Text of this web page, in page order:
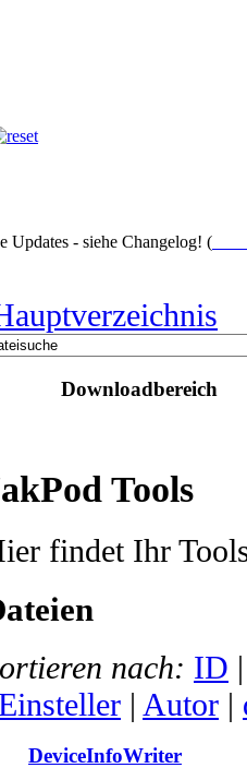
Updates - siehe Changelog! (
Downloadbereich
Tools
findet Ihr
nach: ID
| Autor |
DeviceInfoWriter